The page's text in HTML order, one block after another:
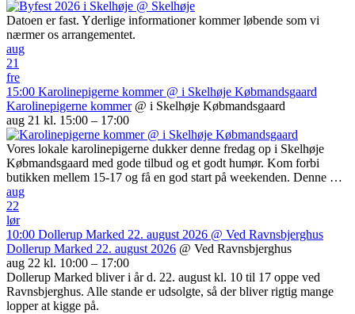
Datoen er fast. Yderlige informationer kommer løbende som vi
nærmer os arrangementet.
aug
21
fre
15:00 Karolinepigerne kommer @ i Skelhøje Købmandsgaard
Karolinepigerne kommer @ i Skelhøje Købmandsgaard
aug 21 kl. 15:00 – 17:00
Vores lokale karolinepigerne dukker denne fredag op i Skelhøje
Købmandsgaard med gode tilbud og et godt humør. Kom forbi
butikken mellem 15-17 og få en god start på weekenden. Denne …
aug
22
lør
10:00 Dollerup Marked 22. august 2026 @ Ved Ravnsbjerghus
Dollerup Marked 22. august 2026 @ Ved Ravnsbjerghus
aug 22 kl. 10:00 – 17:00
Dollerup Marked bliver i år d. 22. august kl. 10 til 17 oppe ved
Ravnsbjerghus. Alle stande er udsolgte, så der bliver rigtig mange
lopper at kigge på.